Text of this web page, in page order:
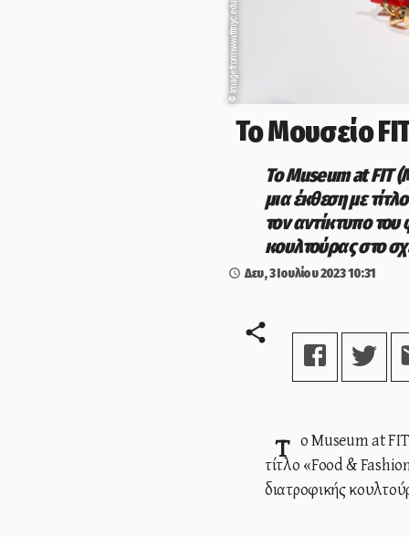
©
Image from www.fitnyc.edu
Το Μουσείο
Το Museum at FIT
μια έκθεση με
τον αντίκτυπο
κουλτούρας στο
Δευ, 3 Ιουλίου 202310:31
Το Museum at FIT (MFIT) αποκάλυψε ότι θα φιλοξενήσει μια έκθεση με
τίτλο «Food &
διατροφικής